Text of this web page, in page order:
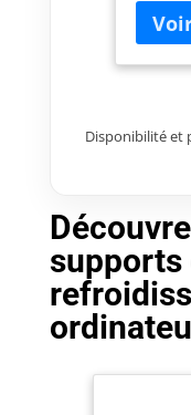
USB
Disponibilité et
supports